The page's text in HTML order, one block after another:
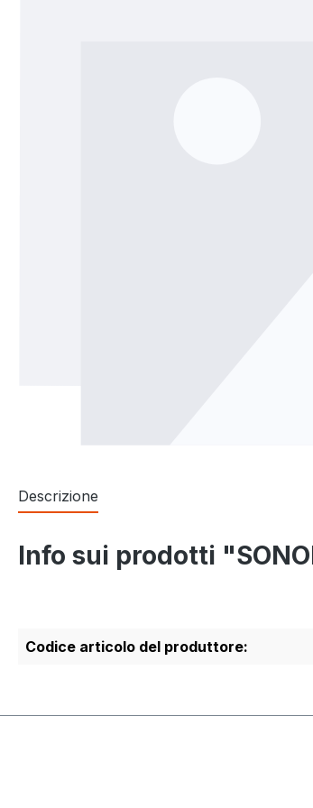
Descrizione
Info sui prodotti
Codice articolo del produttore: